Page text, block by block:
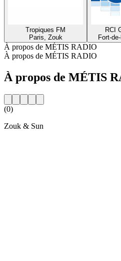
Tropiques FM
Paris, Zouk
RCI
Fort-
À propos de MÉTIS RADIO
À propos de MÉTIS RADIO
À propos de MÉTIS
(0)
Zouk & Sun